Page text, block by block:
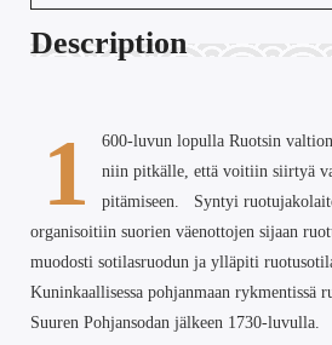
Description
1
600-luvun lopulla Ruotsin
niin pitkälle, että voitiin siirtyä
pitämiseen. Syntyi
organisoitiin suorien väenottojen sijaan
muodosti sotilasruodun ja ylläpiti
Kuninkaallisessa pohjanmaan rykmentissä
Suuren Pohjansodan jälkeen 1730-luvulla.